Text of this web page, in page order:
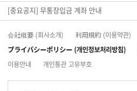
[중요공지] 무통장입금 계좌 안내
会社概要 (회사소개) 利用規約 (이용약관)
プライバシーポリシー (개인정보처리방침)
이용안내
개인통관 고유부호